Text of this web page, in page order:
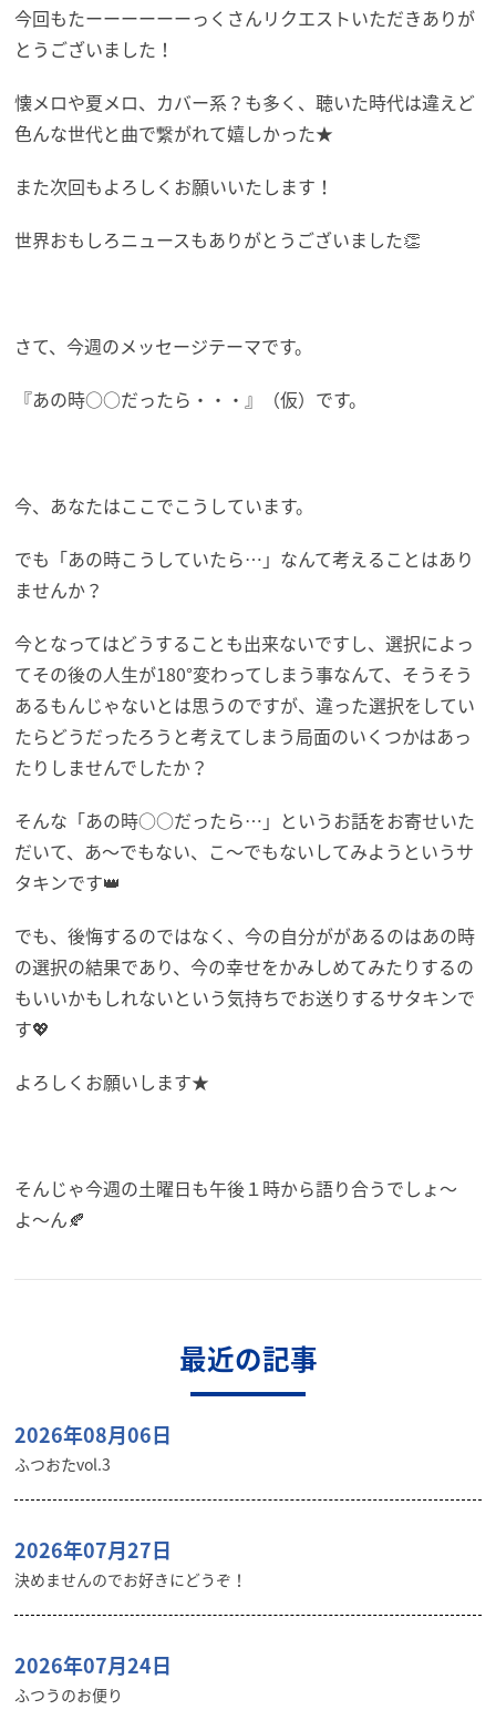
今回もたーーーーーーっくさんリクエストいただきありが
とうございました！
懐メロや夏メロ、カバー系？も多く、聴いた時代は違えど
色んな世代と曲で繋がれて嬉しかった★
また次回もよろしくお願いいたします！
世界おもしろニュースもありがとうございました👏
さて、今週のメッセージテーマです。
『あの時○○だったら・・・』（仮）です。
今、あなたはここでこうしています。
でも「あの時こうしていたら…」 なんて考えることはあり
ませんか？
今となってはどうすることも出来ないですし、選択によっ
てその後の人生が180°変わってしまう事なんて、 そうそう
あるもんじゃないとは思うのですが、違った選択をしてい
たらどうだったろうと考えてしまう局面のいく つかはあっ
たりしませんでしたか？
そんな「あの時○○だったら…」というお話をお寄せいた
だいて、 あ～でもない、こ～でもないしてみようというサ
タキンです👑
でも、後悔するのではなく、今の自分ががあるのはあの時
の選択の結果であり、今の幸せをかみしめてみたりするの
もいいかもしれないという気持ちでお送りするサタキンで
す💖
よろしくお願いします★
そんじゃ今週の土曜日も午後１時から語り合うでしょ〜
よ〜ん🍂
最近の記事
2026年08月06日
ふつおたvol.3
2026年07月27日
決めませんのでお好きにどうぞ！
2026年07月24日
ふつうのお便り